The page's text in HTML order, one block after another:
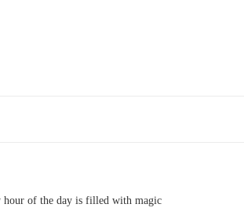
hour of the day is filled with magic